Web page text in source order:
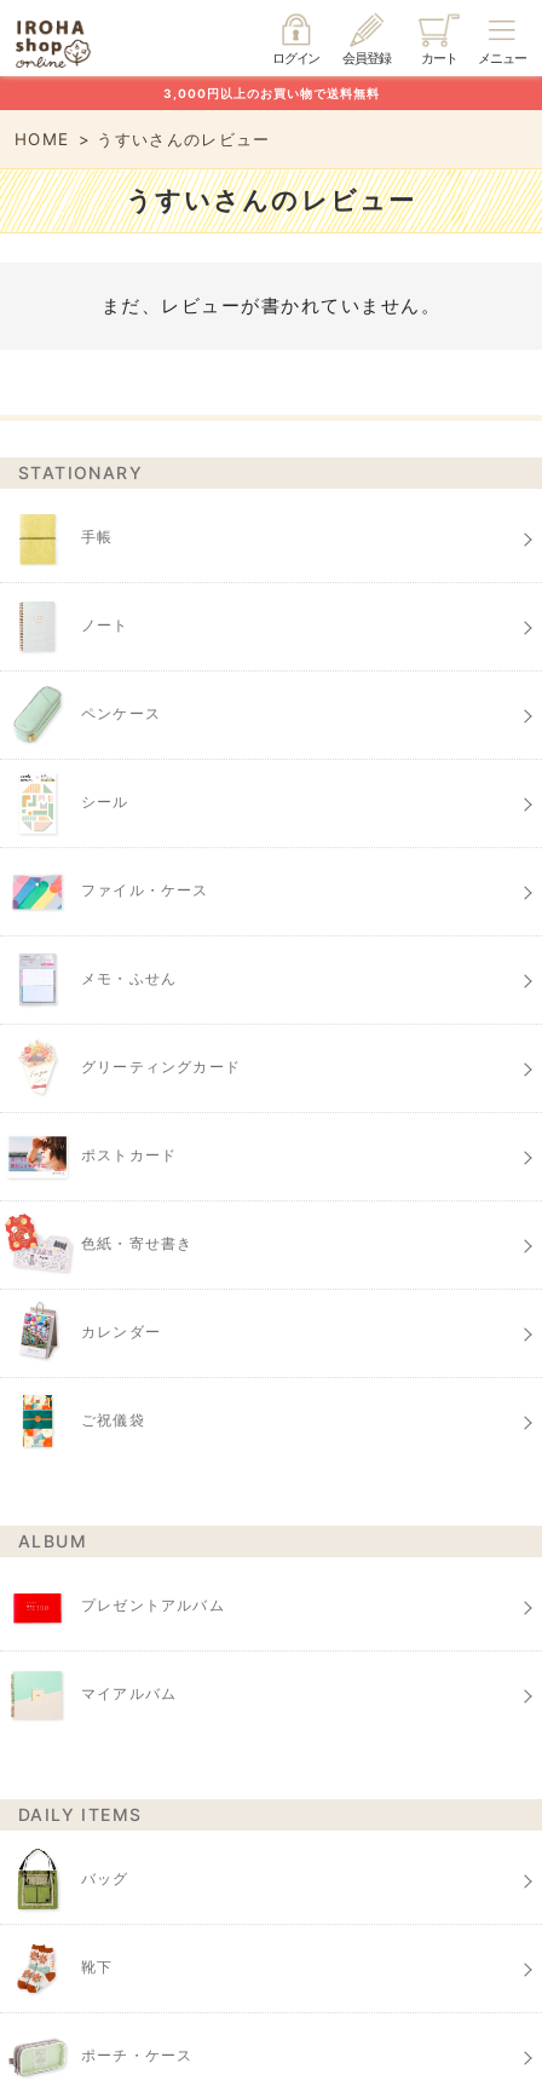
メニュー
カート
会員登録
ログイン
3,000円以上のお買い物で送料無料
HOME うすいさんのレビュー
うすいさんのレビュー
まだ、レビューが書かれていません。
STATIONARY
手帳
ノート
ペンケース
シール
ファイル・ケース
メモ・ふせん
グリーティングカード
ポストカード
色紙・寄せ書き
カレンダー
ご祝儀袋
ALBUM
プレゼントアルバム
マイアルバム
DAILY ITEMS
バッグ
靴下
ポーチ・ケース